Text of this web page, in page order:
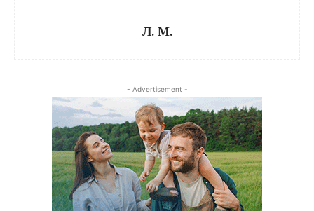
Л. М.
- Advertisement -